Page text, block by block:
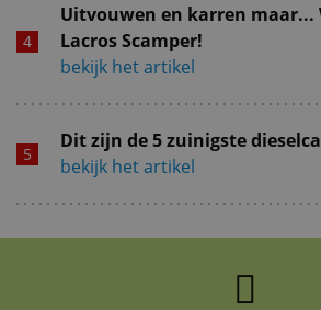
Uitvouwen en karren maar...
Lacros Scamper!
bekijk het artikel
Dit zijn de 5 zuinigste
bekijk het artikel